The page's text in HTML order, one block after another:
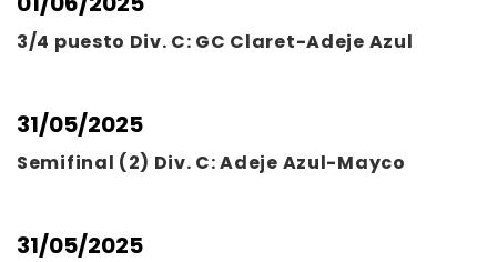
3/4 puesto Div. C: GC Claret-Adeje Azul
31/05/2025
Semifinal (2) Div. C: Adeje Azul-Mayco
31/05/2025